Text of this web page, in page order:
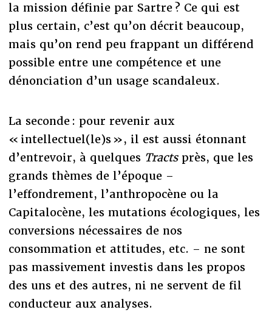
la mission définie par Sartre ? Ce qui est
plus certain, c’est qu’on décrit beaucoup,
mais qu’on rend peu frappant un différend
possible entre une compétence et une
dénonciation d’un usage scandaleux.
La seconde : pour revenir aux
« intellectuel(le)s », il est aussi étonnant
d’entrevoir, à quelques Tractsprès, que les
grands thèmes de l’époque –
l’effondrement, l’anthropocène ou la
Capitalocène, les mutations écologiques, les
conversions nécessaires de nos
consommation et attitudes, etc. – ne sont
pas massivement investis dans les propos
des uns et des autres, ni ne servent de fil
conducteur aux analyses.